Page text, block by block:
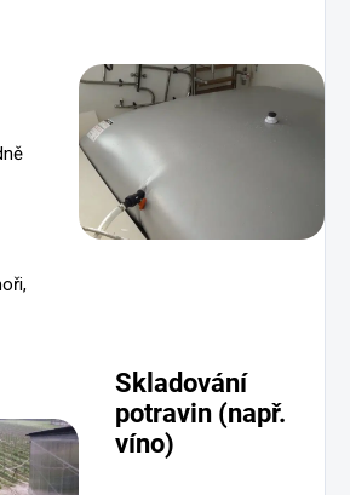
Skladování
potravin (např.
víno)